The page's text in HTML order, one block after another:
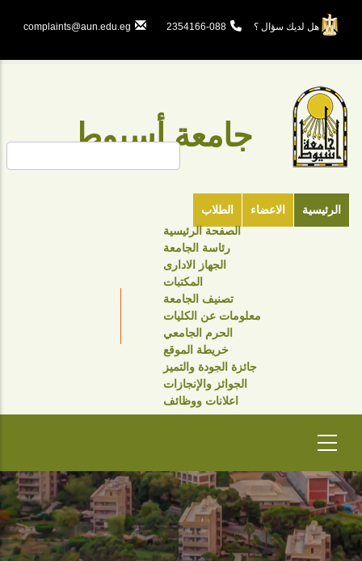
الرئيسي
هل لديك سؤال ؟ 088-2354166
complaints@aun.edu.eg
جامعة أسيوط
الرئيسية الاعضاء الطلاب
بحث
NAVIGATION
الصفحة الرئيسية
رئاسة الجامعة
الجهاز الادارى
المكتبات
تصنيف الجامعة
معلومات عن الكليات
الحرم الجامعي
خريطة الموقع
جائزة الجودة والتميز
الجوائز والإنجازات
اعلانات ووظائف